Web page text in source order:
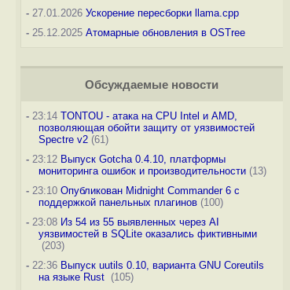
-27.01.2026 Ускорение пересборки llama.cpp
-25.12.2025 Атомарные обновления в OSTree
Обсуждаемые новости
-23:14 TONTOU - атака на CPU Intel и AMD,
позволяющая обойти защиту от уязвимостей
Spectre v2(61)
-23:12 Выпуск Gotcha 0.4.10, платформы
мониторинга ошибок и производительности(13)
-23:10 Опубликован Midnight Commander 6 c
поддержкой панельных плагинов(100)
-23:08 Из 54 из 55 выявленных через AI
уязвимостей в SQLite оказались фиктивными
(203)
-22:36 Выпуск uutils 0.10, варианта GNU Coreutils
на языке Rust (105)